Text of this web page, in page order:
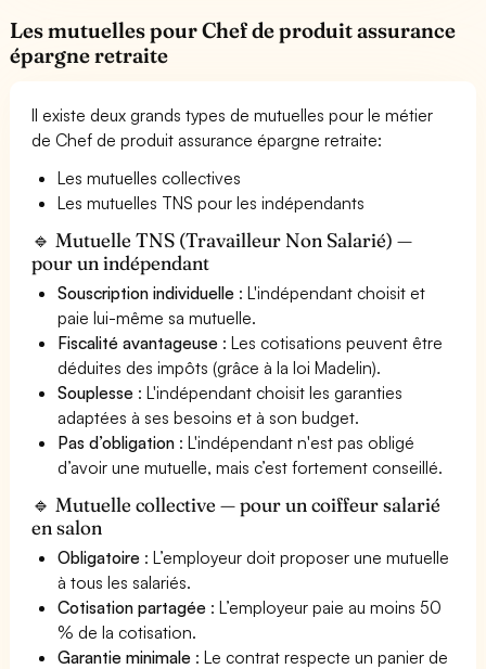
Les mutuelles pour Chef de produit assurance
épargne retraite
Il existe deux grands types de mutuelles pour le métier
de Chef de produit assurance épargne retraite:
Les mutuelles collectives
Les mutuelles TNS pour les indépendants
🔹 Mutuelle TNS (Travailleur Non Salarié) —
pour un indépendant
Souscription individuelle : L'indépendant choisit et
paie lui-même sa mutuelle.
Fiscalité avantageuse : Les cotisations peuvent être
déduites des impôts (grâce à la loi Madelin).
Souplesse : L'indépendant choisit les garanties
adaptées à ses besoins et à son budget.
Pas d’obligation : L'indépendant n'est pas obligé
d’avoir une mutuelle, mais c’est fortement conseillé.
🔹 Mutuelle collective — pour un coiffeur salarié
en salon
Obligatoire : L’employeur doit proposer une mutuelle
à tous les salariés.
Cotisation partagée : L’employeur paie au moins 50
% de la cotisation.
Garantie minimale : Le contrat respecte un panier de